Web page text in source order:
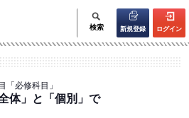
検索 新規登録 ログイン
必修科目」
体」と「個別」で